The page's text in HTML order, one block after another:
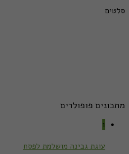
סלטים
מתכונים פופולרים
1
עוגת גבינה מושלמת לפסח